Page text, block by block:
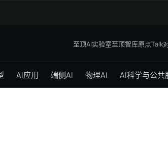
至顶AI实验室至顶智库原点Talk
AI应用 端侧AI 物理AI AI科学与公共